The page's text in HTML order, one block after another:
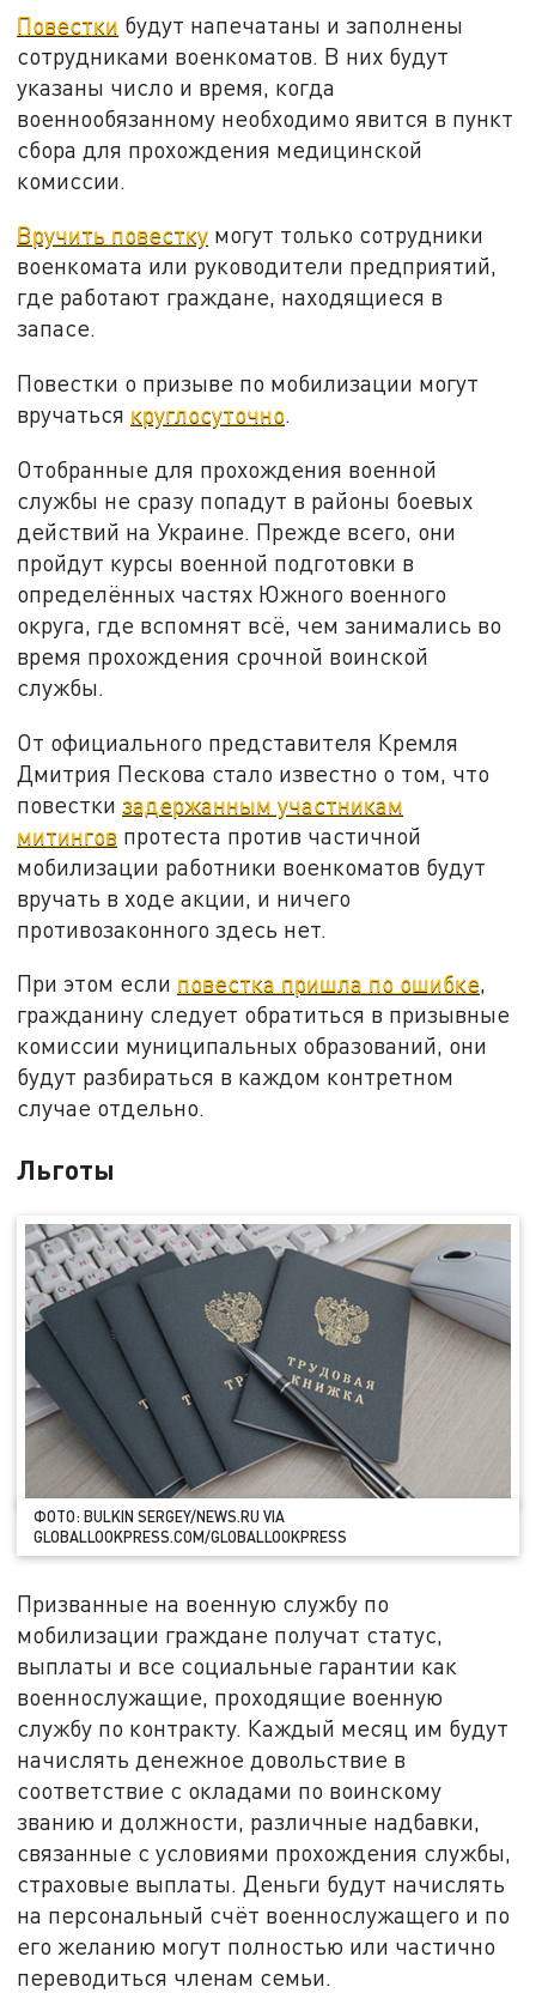
Повестки будут напечатаны и заполнены
сотрудниками военкоматов. В них будут
указаны число и время, когда
военнообязанному необходимо явится в пункт
сбора для прохождения медицинской
комиссии.
Вручить повестку могут только сотрудники
военкомата или руководители предприятий,
где работают граждане, находящиеся в
запасе.
Повестки о призыве по мобилизации могут
вручаться круглосуточно.
Отобранные для прохождения военной
службы не сразу попадут в районы боевых
действий на Украине. Прежде всего, они
пройдут курсы военной подготовки в
определённых частях Южного военного
округа, где вспомнят всё, чем занимались во
время прохождения срочной воинской
службы.
От официального представителя Кремля
Дмитрия Пескова стало известно о том, что
повестки задержанным участникам
митингов протеста против частичной
мобилизации работники военкоматов будут
вручать в ходе акции, и ничего
противозаконного здесь нет.
При этом если повестка пришла по ошибке,
гражданину следует обратиться в призывные
комиссии муниципальных образований, они
будут разбираться в каждом контретном
случае отдельно.
Льготы
ФОТО: BULKIN SERGEY/NEWS.RU VIA
GLOBALLOOKPRESS.COM/GLOBALLOOKPRESS
Призванные на военную службу по
мобилизации граждане получат статус,
выплаты и все социальные гарантии как
военнослужащие, проходящие военную
службу по контракту. Каждый месяц им будут
начислять денежное довольствие в
соответствие с окладами по воинскому
званию и должности, различные надбавки,
связанные с условиями прохождения службы,
страховые выплаты. Деньги будут начислять
на персональный счёт военнослужащего и по
его желанию могут полностью или частично
переводиться членам семьи.